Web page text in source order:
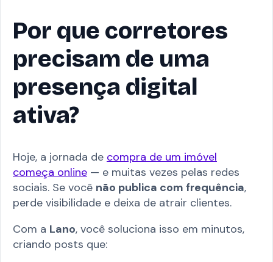
Por que corretores
precisam de uma
presença digital
ativa?
Hoje, a jornada de compra de um imóvel
começa online — e muitas vezes pelas redes
sociais. Se você não publica com frequência,
perde visibilidade e deixa de atrair clientes.
Com a Lano, você soluciona isso em minutos,
criando posts que: